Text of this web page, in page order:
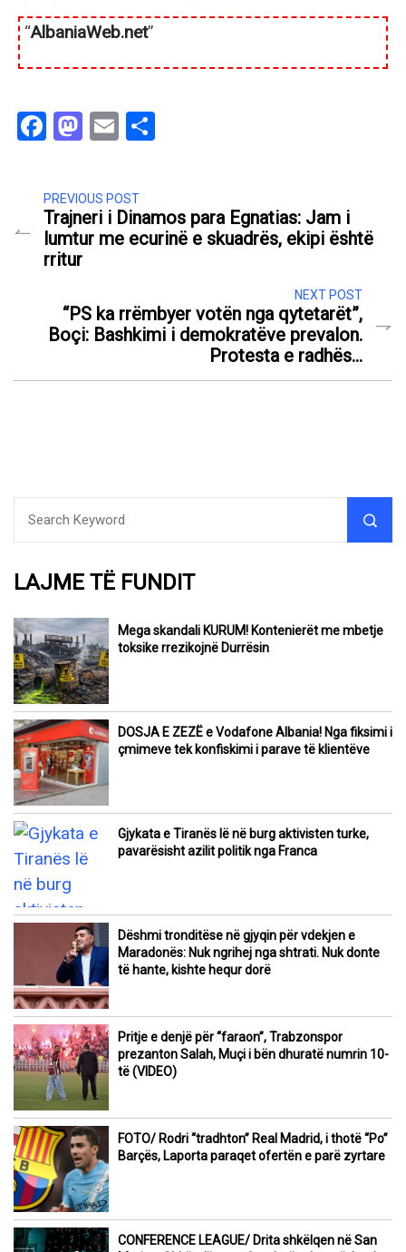
“AlbaniaWeb.net”
Facebook
Mastodon
Email
PREVIOUS POST
Trajneri i Dinamos para Egnatias: Jam i
lumtur me ecurinë e skuadrës, ekipi është
rritur
NEXT POST
“PS ka rrëmbyer votën nga qytetarët”,
Boçi: Bashkimi i demokratëve prevalon.
Protesta e radhës…
LAJME TË FUNDIT
Mega skandali KURUM! Kontenierët me mbetje
toksike rrezikojnë Durrësin
DOSJA E ZEZË e Vodafone Albania! Nga fiksimi i
çmimeve tek konfiskimi i parave të klientëve
Gjykata e Tiranës lë në burg aktivisten turke,
pavarësisht azilit politik nga Franca
Dëshmi tronditëse në gjyqin për vdekjen e
Maradonës: Nuk ngrihej nga shtrati. Nuk donte
të hante, kishte hequr dorë
Pritje e denjë për “faraon”, Trabzonspor
prezanton Salah, Muçi i bën dhuratë numrin 10-
të (VIDEO)
FOTO/ Rodri “tradhton” Real Madrid, i thotë “Po”
Barçës, Laporta paraqet ofertën e parë zyrtare
CONFERENCE LEAGUE/ Drita shkëlqen në San